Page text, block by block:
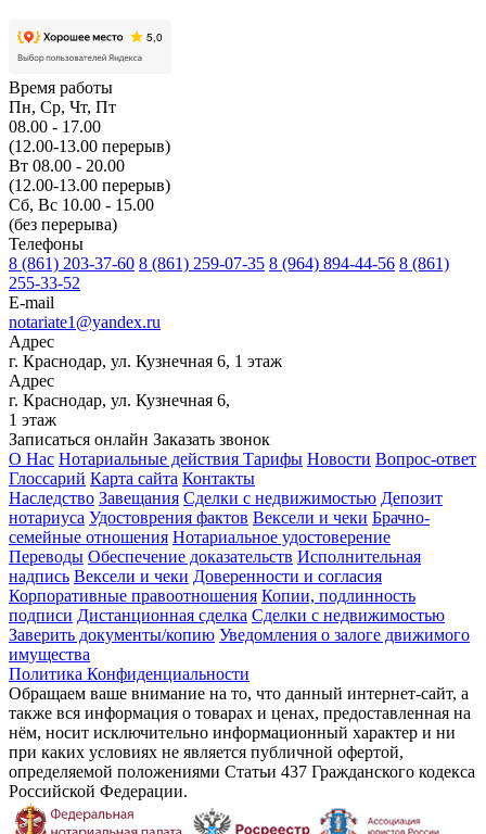
Время работы
Пн, Ср, Чт, Пт
08.00 - 17.00
(12.00-13.00 перерыв)
Вт 08.00 - 20.00
(12.00-13.00 перерыв)
Сб, Вс 10.00 - 15.00
(без перерыва)
Телефоны
8 (861) 203-37-60 8 (861) 259-07-35 8 (964) 894-44-56 8 (861)
255-33-52
E-mail
notariate1@yandex.ru
Адрес
г. Краснодар, ул. Кузнечная 6, 1 этаж
Адрес
г. Краснодар, ул. Кузнечная 6,
1 этаж
Записаться онлайн Заказать звонок
О Нас Нотариальные действия Тарифы Новости Вопрос-ответ
Глоссарий Карта сайта Контакты
Наследство Завещания Сделки с недвижимостью Депозит
нотариуса Удостоврения фактов Вексели и чеки Брачно-
семейные отношения Нотариальное удостоверение
Переводы Обеспечение доказательств Исполнительная
надпись Вексели и чеки Доверенности и согласия
Корпоративные правоотношения Копии, подлинность
подписи Дистанционная сделка Сделки с недвижимостью
Заверить документы/копию Уведомления о залоге движимого
имущества
Политика Конфиденциальности
Обращаем ваше внимание на то, что данный интернет-сайт, а
также вся информация о товарах и ценах, предоставленная на
нём, носит исключительно информационный характер и ни
при каких условиях не является публичной офертой,
определяемой положениями Статьи 437 Гражданского кодекса
Российской Федерации.